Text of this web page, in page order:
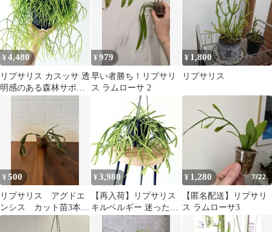
¥4,480
リプサリス カスッサ 透
明感のある森林サボテ
ン 観葉植物 calm cafe
¥979
早い者勝ち！リプサリ
ス ラムローサ 2
¥ 1,800
リプサリス
¥500
リプサリス アグドエ
ンシス カット苗3本
発根済み
¥ 3,980
【再入荷】リプサリス
キルベルギー 迷ったら
これ 森林サボテン
¥ 1,280
【匿名配送】リプサリ
ス ラムローサ3